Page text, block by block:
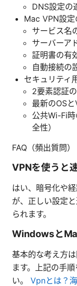
DNS設定の
Mac VPN設定
サービス名
サーバーア
証明書の有
自動接続の
セキュリティ
2要素認証
最新のOS
公共Wi-Fi
全性）
FAQ（頻出質問）
VPNを使うと
はい、暗号化や
が、正しい設定
られます。
Windowsと
基本的な考え方
ます。上記の手
い。 Vpnとは？